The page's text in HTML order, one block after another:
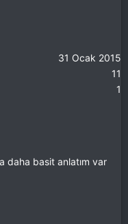
31 Ocak 2015
11
1
daha basit anlatım var